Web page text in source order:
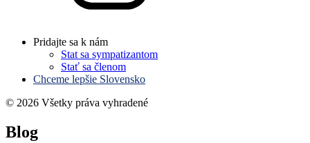
Pridajte sa k nám
Stat sa sympatizantom
Stať sa členom
Chceme lepšie Slovensko
© 2026 Všetky práva vyhradené
Blog